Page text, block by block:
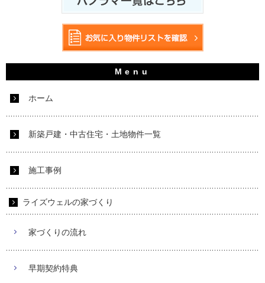
ホーム
新築戸建・中古住宅・土地物件一覧
施工事例
ライズウェルの家づくり
家づくりの流れ
早期契約特典